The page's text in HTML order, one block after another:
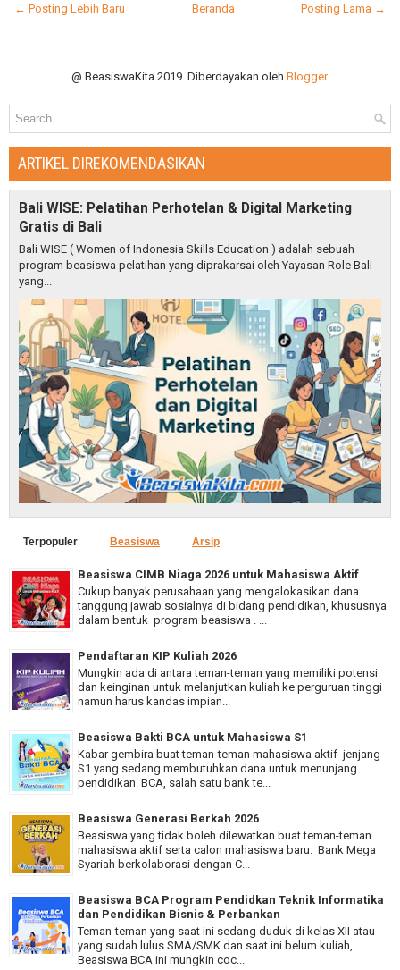
← Posting Lebih Baru Posting Lama →
Beranda
@ BeasiswaKita 2019. Diberdayakan oleh Blogger.
ARTIKEL DIREKOMENDASIKAN
Bali WISE: Pelatihan Perhotelan & Digital Marketing
Gratis di Bali
Bali WISE ( Women of Indonesia Skills Education ) adalah sebuah
program beasiswa pelatihan yang diprakarsai oleh Yayasan Role Bali
yang...
Terpopuler Beasiswa Arsip
Beasiswa CIMB Niaga 2026 untuk Mahasiswa Aktif
Cukup banyak perusahaan yang mengalokasikan dana
tanggung jawab sosialnya di bidang pendidikan, khususnya
dalam bentuk program beasiswa . ...
Pendaftaran KIP Kuliah 2026
Mungkin ada di antara teman-teman yang memiliki potensi
dan keinginan untuk melanjutkan kuliah ke perguruan tinggi
namun harus kandas impian...
Beasiswa Bakti BCA untuk Mahasiswa S1
Kabar gembira buat teman-teman mahasiswa aktif jenjang
S1 yang sedang membutuhkan dana untuk menunjang
pendidikan. BCA, salah satu bank te...
Beasiswa Generasi Berkah 2026
Beasiswa yang tidak boleh dilewatkan buat teman-teman
mahasiswa aktif serta calon mahasiswa baru. Bank Mega
Syariah berkolaborasi dengan C...
Beasiswa BCA Program Pendidkan Teknik Informatika
dan Pendidikan Bisnis & Perbankan
Teman-teman yang saat ini sedang duduk di kelas XII atau
yang sudah lulus SMA/SMK dan saat ini belum kuliah,
Beasiswa BCA ini mungkin coc...